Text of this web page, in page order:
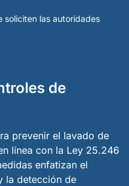
soliciten las autoridades
de
prevenir el lavado de
línea con la Ley 25.246
enfatizan el
la detección de